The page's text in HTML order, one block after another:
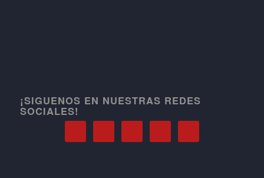
¡SIGUENOS EN NUESTRAS REDES
SOCIALES!